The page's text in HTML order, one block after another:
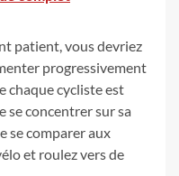
patient, vous devriez
progressivement
chaque cycliste est
se concentrer sur sa
se comparer aux
et roulez vers de